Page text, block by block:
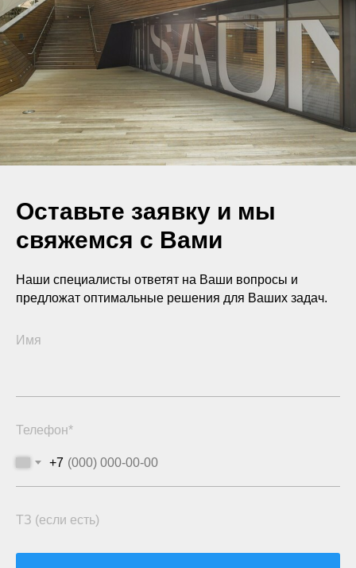
Оставьте заявку и мы
свяжемся с Вами
Наши специалисты ответят на Ваши вопросы и
предложат оптимальные решения для Ваших задач.
Имя
Телефон*
+7
ТЗ (если есть)